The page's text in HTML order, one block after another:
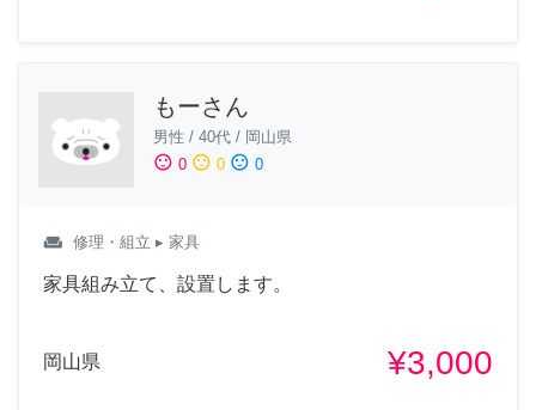
もーさん
男性 / 40代 / 岡山県
sentiment_satisfied 0 sentiment_neutral 0 sentiment_dissatisfied 0
weekend 修理・組立 ▸ 家具
家具組み立て、設置します。
岡山県 ¥3,000